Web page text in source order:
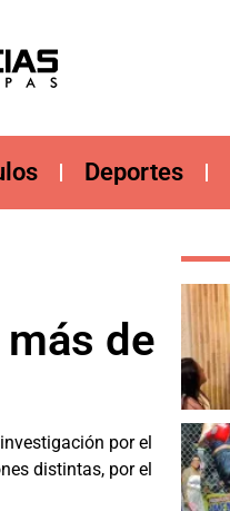
Deportes
de
por el
distintas, por el